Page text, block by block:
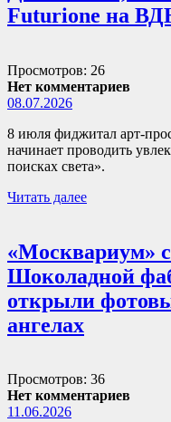
Futurione на
Просмотров: 26
Нет комментариев
08.07.2026
8 июля фиджитал арт-
начинает проводить
поисках света».
Читать далее
«Москвариум»
Шоколадной
открыли
ангелах
Просмотров: 36
Нет комментариев
11.06.2026